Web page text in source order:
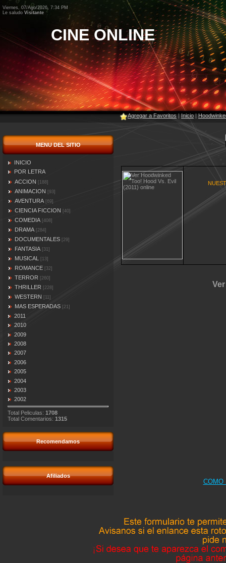
Viernes, 07/Ago/2026, 7:34 PM
Le saludo Visitante
CINE ONLINE
Agregar a Favoritos|Inicio|
MENU DEL SITIO
INICIO
POR LETRA
ACCION
[188]
ANIMACION [93]
AVENTURA [69]
CIENCIA FICCION [40]
COMEDIA [408]
DRAMA [284]
DOCUMENTALES [29]
FANTASIA [31]
MUSICAL [13]
ROMANCE [32]
TERROR [260]
THRILLER [228]
WESTERN [11]
MAS ESPERADAS [21]
2011
2010
2009
2008
2007
2006
2005
2004
2003
2002
Total Peliculas: 1708
Total Comentarios: 1315
Recomendamos
Afiliados
COMO